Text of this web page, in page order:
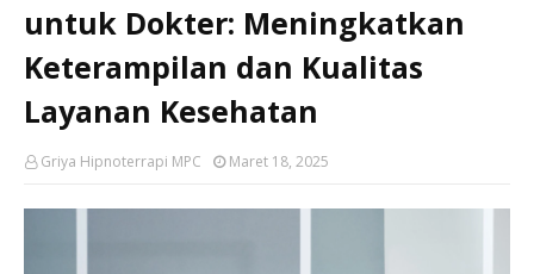
untuk Dokter: Meningkatkan
Keterampilan dan Kualitas
Layanan Kesehatan
Griya Hipnoterrapi MPC Maret 18, 2025